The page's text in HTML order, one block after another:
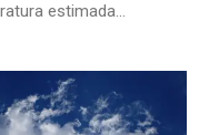
estimada...